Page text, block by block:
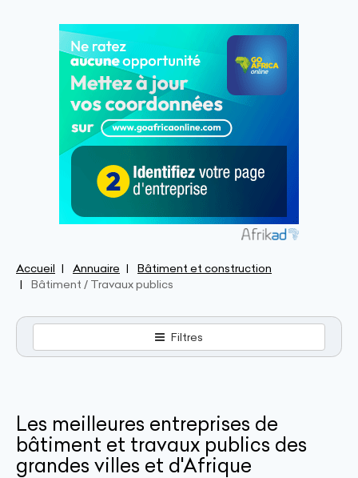
Accueil Annuaire
Bâtiment et construction
Bâtiment / Travaux publics
Filtres
Les meilleures entreprises de
bâtiment et travaux publics des
grandes villes et d'Afrique